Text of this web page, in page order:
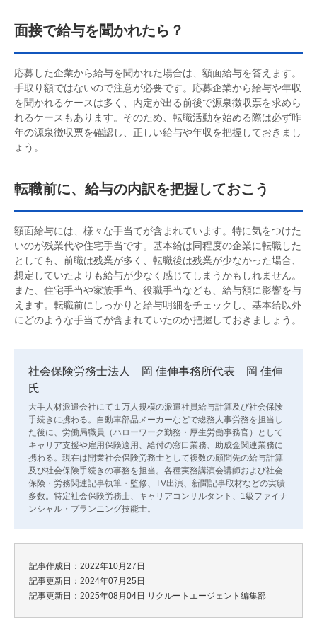
面接で給与を聞かれたら？
応募した企業から給与を聞かれた場合は、額面給与を答えます。
手取り額ではないので注意が必要です。応募企業から給与や年収
を聞かれるケースは多く、内定が出る前後で源泉徴収票を求めら
れるケースもあります。そのため、転職活動を始める際は必ず昨
年の源泉徴収票を確認し、正しい給与や年収を把握しておきまし
ょう。
転職前に、給与の内訳を把握しておこう
額面給与には、様々な手当てが含まれています。特に気をつけた
いのが残業代や住宅手当です。基本給は同程度の企業に転職した
としても、前職は残業が多く、転職後は残業が少なかった場合、
想定していたよりも給与が少なく感じてしまうかもしれません。
また、住宅手当や家族手当、役職手当なども、給与額に影響を与
えます。転職前にしっかりと給与明細をチェックし、基本給以外
にどのような手当てが含まれていたのか把握しておきましょう。
社会保険労務士法人 岡 佳伸事務所代表 岡 佳伸
氏
大手人材派遣会社にて１万人規模の派遣社員給与計算及び社会保険
手続きに携わる。自動車部品メーカーなどで総務人事労務を担当し
た後に、労働局職員（ハローワーク勤務・厚生労働事務官）として
キャリア支援や雇用保険適用、給付の窓口業務、助成金関連業務に
携わる。現在は開業社会保険労務士として複数の顧問先の給与計算
及び社会保険手続きの事務を担当。各種実務講演会講師および社会
保険・労務関連記事執筆・監修、TV出演、新聞記事取材などの実績
多数。特定社会保険労務士、キャリアコンサルタント、1級ファイナ
ンシャル・プランニング技能士。
記事作成日：2022年10月27日
記事更新日：2024年07月25日
記事更新日：2025年08月04日 リクルートエージェント編集部